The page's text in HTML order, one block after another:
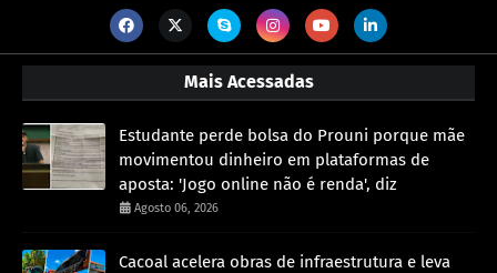
Mais Acessadas
Estudante perde bolsa do Prouni porque mãe
movimentou dinheiro em plataformas de
aposta: 'Jogo online não é renda', diz
Agosto 06, 2026
Cacoal acelera obras de infraestrutura e leva